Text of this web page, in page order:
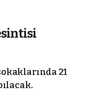
21